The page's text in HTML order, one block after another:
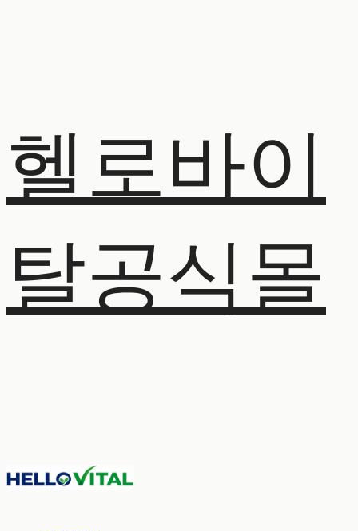
헬로바이
탈공식몰